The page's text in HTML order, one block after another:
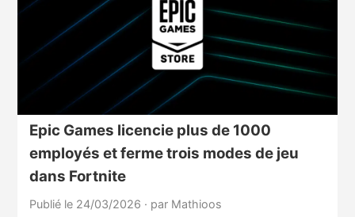
Epic Games licencie plus de 1000
employés et ferme trois modes de jeu
dans Fortnite
Publié le 24/03/2026 · par Mathioos